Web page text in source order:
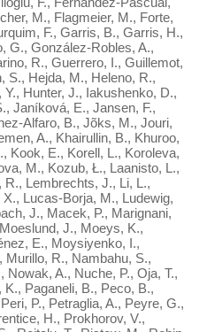
M., Flagmeier, M., Forte,
F., Garris, B., Garris, H.,
G., González-Robles, A.,
R., Guerrero, I., Guillemot,
S., Hejda, M., Heleno, R.,
Hunter, J., Iakushenko, D.,
Janíková, E., Jansen, F.,
Alfaro, B., Jõks, M., Jouri,
A., Khairullin, B., Khuroo,
Kook, E., Korell, L., Koroleva,
M., Kozub, Ł., Laanisto, L.,
R., Lembrechts, J., Li, L.,
Lucas-Borja, M., Ludewig,
J., Macek, P., Marignani,
J., Moeys, K.,
E., Moysiyenko, I.,
R., Nambahu, S.,
A., Nuche, P., Oja, T.,
Paganeli, B., Peco, B.,
P., Petraglia, A., Peyre, G.,
H., Prokhorov, V.,